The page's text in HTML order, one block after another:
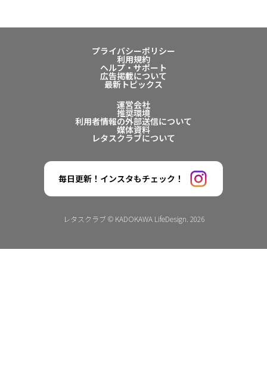
プライバシーポリシー
利用規約
ヘルプ・サポート
広告掲載について
最新トピックス
運営会社
推奨環境
利用者情報の外部送信について
媒体資料
レタスクラブについて
毎日更新！インスタもチェック！
レタスクラブ © KADOKAWA LifeDesign. 2026